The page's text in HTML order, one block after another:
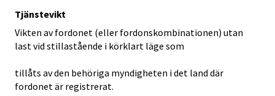
Tjänstevikt
Vikten av fordonet (eller fordonskombinationen) utan
last vid stillastående i körklart läge som
tillåts av den behöriga myndigheten i det land där
fordonet är registrerat.